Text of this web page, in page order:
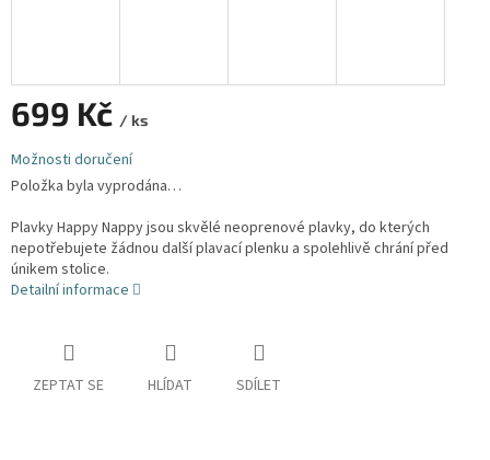
699 Kč / ks
Měrná
cena:
Možnosti doručení
Položka byla vyprodána…
Plavky Happy Nappy jsou skvělé neoprenové plavky, do kterých
nepotřebujete žádnou další plavací plenku a spolehlivě chrání před
únikem stolice.
Detailní informace
ZEPTAT SE HLÍDAT SDÍLET